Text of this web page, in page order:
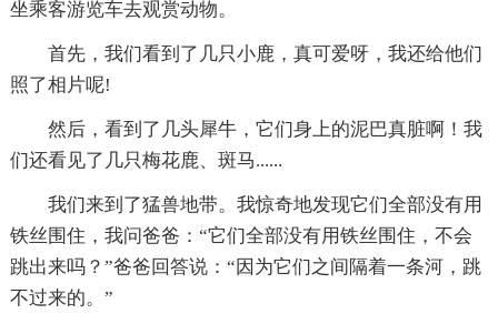
坐乘客游览车去观赏动物。
首先，我们看到了几只小鹿，真可爱呀，我还给他们
照了相片呢!
然后，看到了几头犀牛，它们身上的泥巴真脏啊！我
们还看见了几只梅花鹿、斑马......
我们来到了猛兽地带。我惊奇地发现它们全部没有用
铁丝围住，我问爸爸：“它们全部没有用铁丝围住，不会
跳出来吗？”爸爸回答说：“因为它们之间隔着一条河，跳
不过来的。”